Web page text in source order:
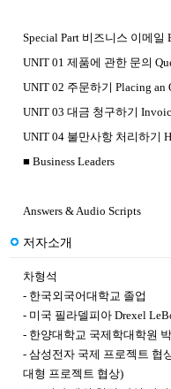
Special Part 비즈니스 이메일
UNIT 01 제품에 관한 문의
UNIT 02 주문하기 Placing an
UNIT 03 대금 청구하기
UNIT 04 불만사항 처리하기
■ Business Leaders
Answers & Audio Scripts
저자소개
차형석
- 한국외국어대학교 졸업
- 미국 필라델피아 Drexel
- 한양대학교 국제학대학원
- 삼성전자 국제 프로젝트 협
대형 프로젝트 협상)